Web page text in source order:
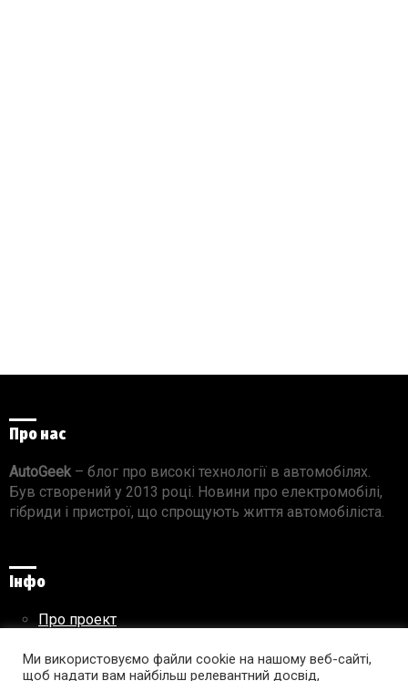
Про нас
AutoGeek – блог про високі технології в автомобілях.
Був створений у 2013 році. Новини про електромобілі,
гібриди і пристрої, що спрощують життя автомобіліста.
Інфо
Про проект
Правила використання матеріалів
Ми використовуємо файли cookie на нашому веб-сайті,
щоб надати вам найбільш релевантний досвід,